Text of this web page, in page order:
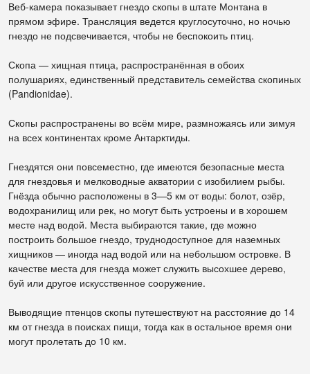
Веб-камера показывает гнездо скопы в штате Монтана в
прямом эфире. Трансляция ведется круглосуточно, но ночью
гнездо не подсвечивается, чтобы не беспокоить птиц.
Скопа — хищная птица, распространённая в обоих
полушариях, единственный представитель семейства скопиных
(Pandionidae).
Скопы распространены во всём мире, размножаясь или зимуя
на всех континентах кроме Антарктиды.
Гнездятся они повсеместно, где имеются безопасные места
для гнездовья и мелководные акватории с изобилием рыбы.
Гнёзда обычно расположены в 3—5 км от воды: болот, озёр,
водохранилищ или рек, но могут быть устроены и в хорошем
месте над водой. Места выбираются такие, где можно
построить большое гнездо, труднодоступное для наземных
хищников — иногда над водой или на небольшом островке. В
качестве места для гнезда может служить высохшее дерево,
буй или другое искусственное сооружение.
Выводящие птенцов скопы путешествуют на расстояние до 14
км от гнезда в поисках пищи, тогда как в остальное время они
могут пролетать до 10 км.